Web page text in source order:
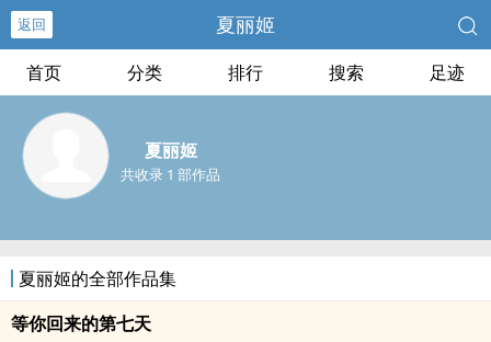
返回 夏丽姬
首页 分类 排行 搜索 足迹
夏丽姬
共收录 1 部作品
夏丽姬的全部作品集
等你回来的第七天